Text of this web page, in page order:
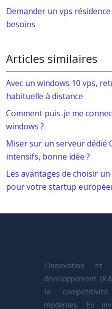
Demander un vps
besoins
Articles similaires
Avec un windows 10 vps,
habituelle à distance
Comment puis-je me
windows ?
Miser sur un serveur dédié
intensifs, bonne idée ?
Les avantages de choisir
pour votre startup
L’innovation
développement
la
modernes. En